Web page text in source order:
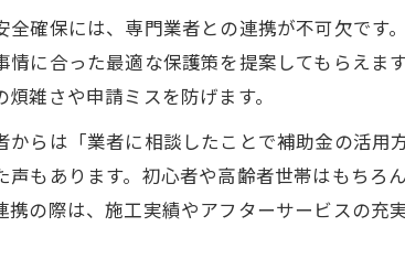
全確保には、専門業者との連携が不可欠で
情に合った最適な保護策を提案してもらえ
煩雑さや申請ミスを防げます。
からは「業者に相談したことで補助金の活
声もあります。初心者や高齢者世帯はもち
携の際は、施工実績やアフターサービスの充